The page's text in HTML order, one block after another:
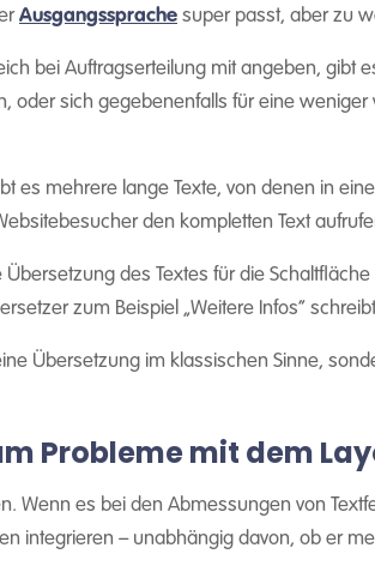
Ausgangssprache super passt, aber zu
bei Auftragserteilung mit angeben, gibt
oder sich gegebenenfalls für eine
es mehrere lange Texte, von denen in
den kompletten Text
des Textes für die
zum Beispiel „Weitere Infos“
Übersetzung im klassischen Sinne,
Probleme mit dem
Wenn es bei den Abmessungen von
integrieren – unabhängig davon, ob er